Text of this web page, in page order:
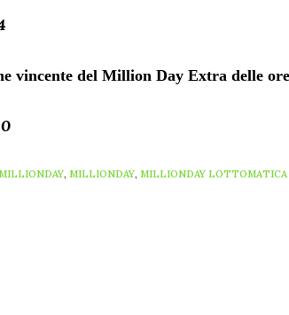
vincente del Million Day Extra delle
, MILLIONDAY, MILLIONDAY LOTTOMATICA